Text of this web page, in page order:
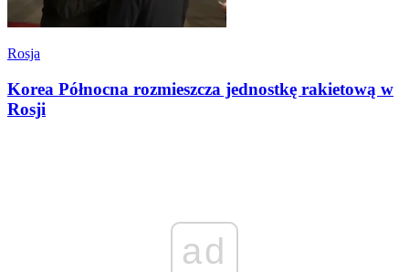
Rosja
Korea Północna rozmieszcza jednostkę rakietową w
Rosji
ad